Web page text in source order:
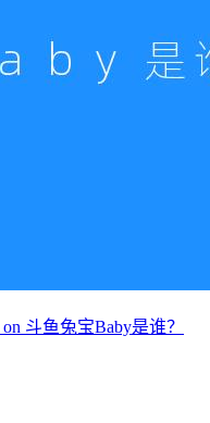
on 斗鱼兔宝Baby是谁？